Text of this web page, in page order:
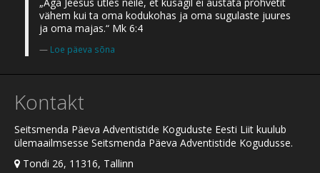
vähem kui ta oma kodukohas ja oma sugulaste juures
ja oma majas.“ Mk 6:4
Loe päeva sõna
Kontakt
Seitsmenda Päeva Adventistide Koguduste Eesti Liit kuulub
ülemaailmsesse Seitsmenda Päeva Adventistide Kogudusse.
Tondi 26, 11316, Tallinn